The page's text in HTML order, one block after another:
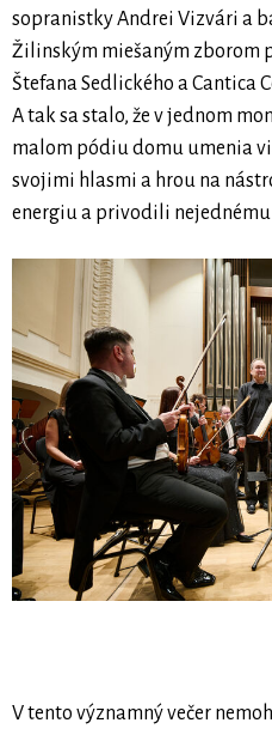
sopranistky Andrei Vizvári a
Žilinským miešaným zborom
Štefana Sedlického a Cantica
A tak sa stalo, že v jednom
malom pódiu domu umenia
svojimi hlasmi a hrou na
energiu a privodili
V tento významný večer